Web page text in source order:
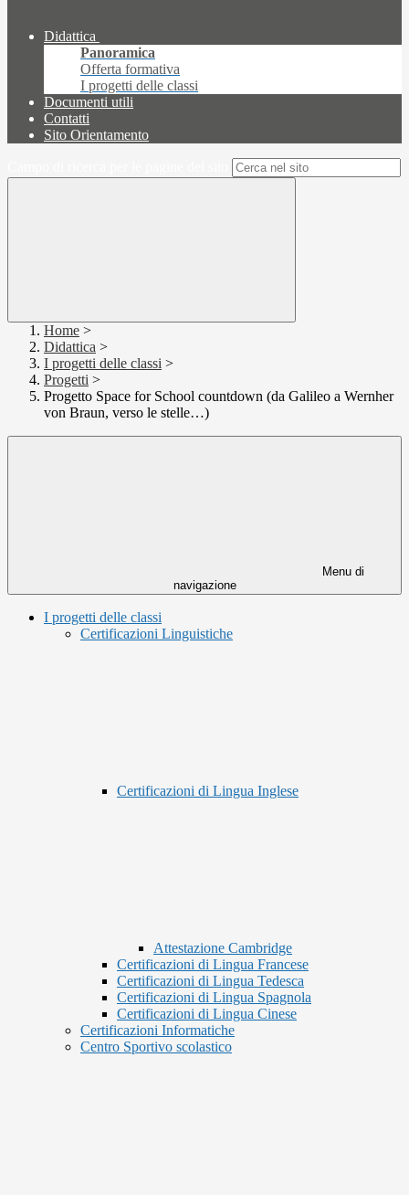
Didattica
Panoramica
Offerta formativa
I progetti delle classi
Documenti utili
Contatti
Sito Orientamento
Home >
Didattica >
I progetti delle classi >
Progetti >
Progetto Space for School countdown (da Galileo a Wernher
von Braun, verso le stelle…)
Menu di
navigazione
I progetti delle classi
Certificazioni Linguistiche
Certificazioni di Lingua Inglese
Attestazione Cambridge
Certificazioni di Lingua Francese
Certificazioni di Lingua Tedesca
Certificazioni di Lingua Spagnola
Certificazioni di Lingua Cinese
Certificazioni Informatiche
Centro Sportivo scolastico